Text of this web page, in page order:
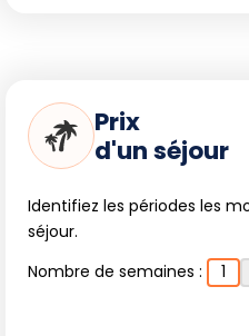
Prix
d'un séjour
Identifiez les périodes les
séjour.
Nombre de semaines :
1